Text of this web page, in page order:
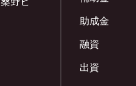
助成金
融資
出資